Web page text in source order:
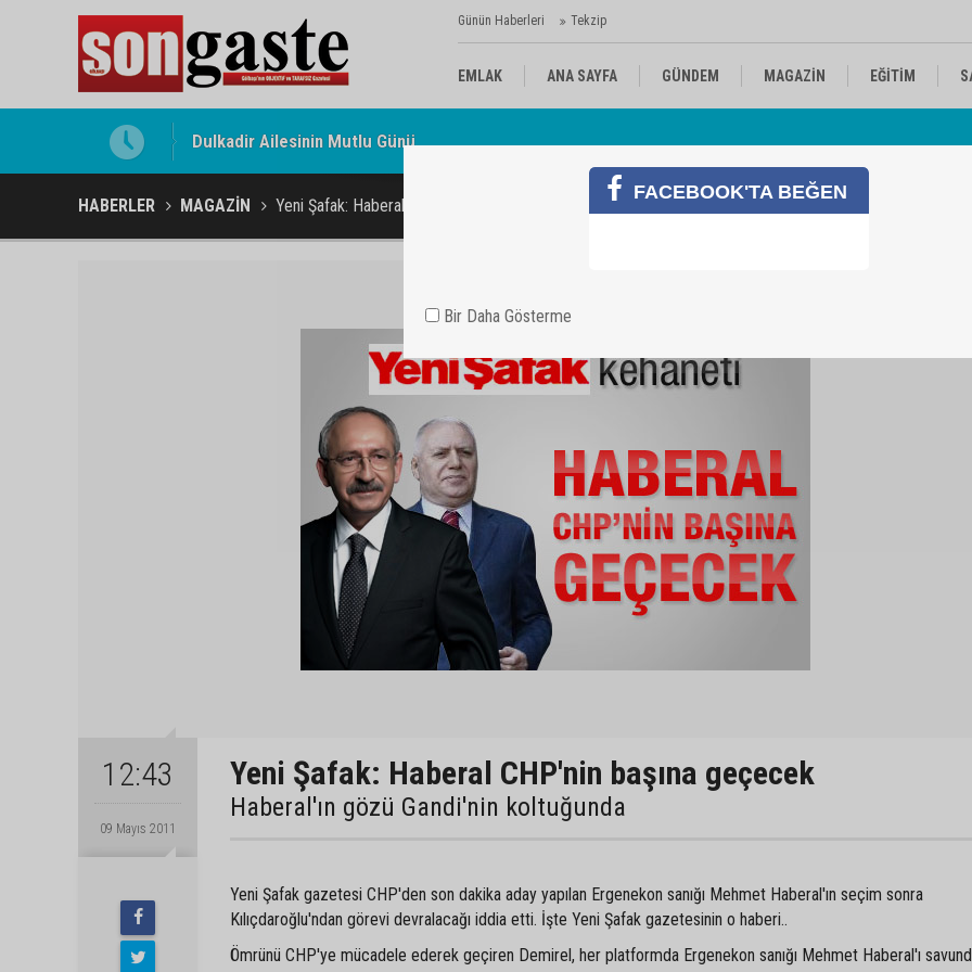
Günün Haberleri Tekzip
EMLAK ANA SAYFA GÜNDEM MAGAZİN EĞİTİM
Gölbaşı Esnafının Sesi Ankara Kalkınma Ajansı'nda
HABERLER MAGAZİN Yeni Şafak: Haberal CHP'nin başına geçecek
12:43
09 Mayıs 2011
Yeni Şafak: Haberal CHP'nin başına geçecek
Haberal'ın gözü Gandi'nin koltuğunda
Yeni Şafak gazetesi CHP'den son dakika aday yapılan Ergenekon sanığı Mehmet Haberal'ın seçim sonra
Kılıçdaroğlu'ndan görevi devralacağı iddia etti. İşte Yeni Şafak gazetesinin o haberi..
Ömrünü CHP'ye mücadele ederek geçiren Demirel, her platformda Ergenekon sanığı Mehmet Haberal'ı
FACEBOOK'TA BEĞEN
Bir Daha Gösterme